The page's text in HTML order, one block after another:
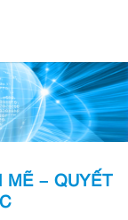
MẼ – QUYẾT